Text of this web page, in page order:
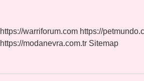
https://warriforum.com https://
https://modanevra.com.tr Sitemap